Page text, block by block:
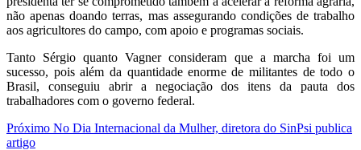
não apenas doando terras, mas assegurando condições de trabalho
aos agricultores do campo, com apoio e programas sociais.
Tanto Sérgio quanto Vagner consideram que a marcha foi um
sucesso, pois além da quantidade enorme de militantes de todo o
Brasil, conseguiu abrir a negociação dos itens da pauta dos
trabalhadores com o governo federal.
Próximo No Dia Internacional da Mulher, diretora do SinPsi publica
artigo